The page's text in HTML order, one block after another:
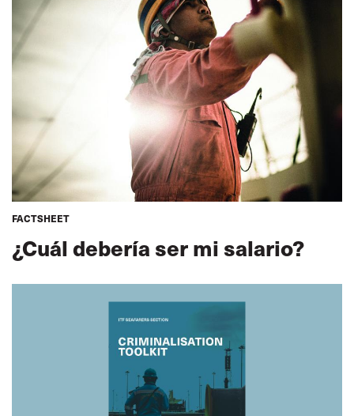
FACTSHEET
¿Cuál debería ser mi salario?